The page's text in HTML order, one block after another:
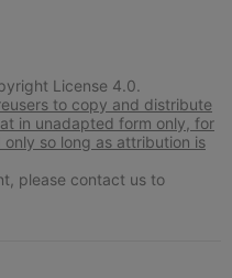
License 4.0.
to copy and distribute
in unadapted form only, for
so long as attribution is
please contact us to